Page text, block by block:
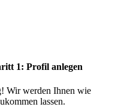
1: Profil anlegen
Wir werden Ihnen wie
lassen.